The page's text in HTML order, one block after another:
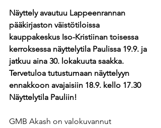
Näyttely avautuu Lappeenrannan
pääkirjaston väistötiloissa
kauppakeskus Iso-Kristiinan toisessa
kerroksessa näyttelytila Paulissa 19.9. ja
jatkuu aina 30. lokakuuta saakka.
Tervetuloa tutustumaan näyttelyyn
ennakkoon avajaisiin 18.9. kello 17.30
Näyttelytila Pauliin!
GMB Akash on valokuvannut